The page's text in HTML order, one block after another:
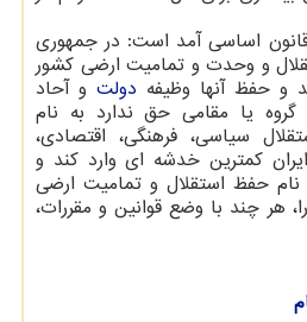
اساسی آمد است: در جمهوری
و وحدت و تمامیت ارضی کشور
و حفظ آنها وظیفه دولت و آحاد
یا مقامی حق ندارد به نام
سیاسی، فرهنگی، اقتصادی،
کمترین خدشه ای وارد کند و
حفظ استقلال و تمامیت ارضی
هر چند با وضع قوانین و مقررات،